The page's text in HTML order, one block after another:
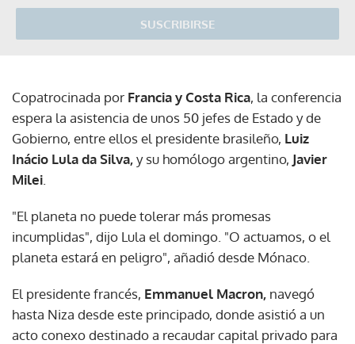
SUSCRIBIRSE
Copatrocinada por Francia y Costa Rica, la conferencia
espera la asistencia de unos 50 jefes de Estado y de
Gobierno, entre ellos el presidente brasileño, Luiz
Inácio Lula da Silva,y su homólogo argentino, Javier
Milei
"El planeta no puede tolerar más promesas
incumplidas", dijo Lula el domingo. "O actuamos, o el
planeta estará en peligro", añadió desde Mónaco.
El presidente francés, Emmanuel Macron, navegó
hasta Niza desde este principado, donde asistió a un
acto conexo destinado a recaudar capital privado para